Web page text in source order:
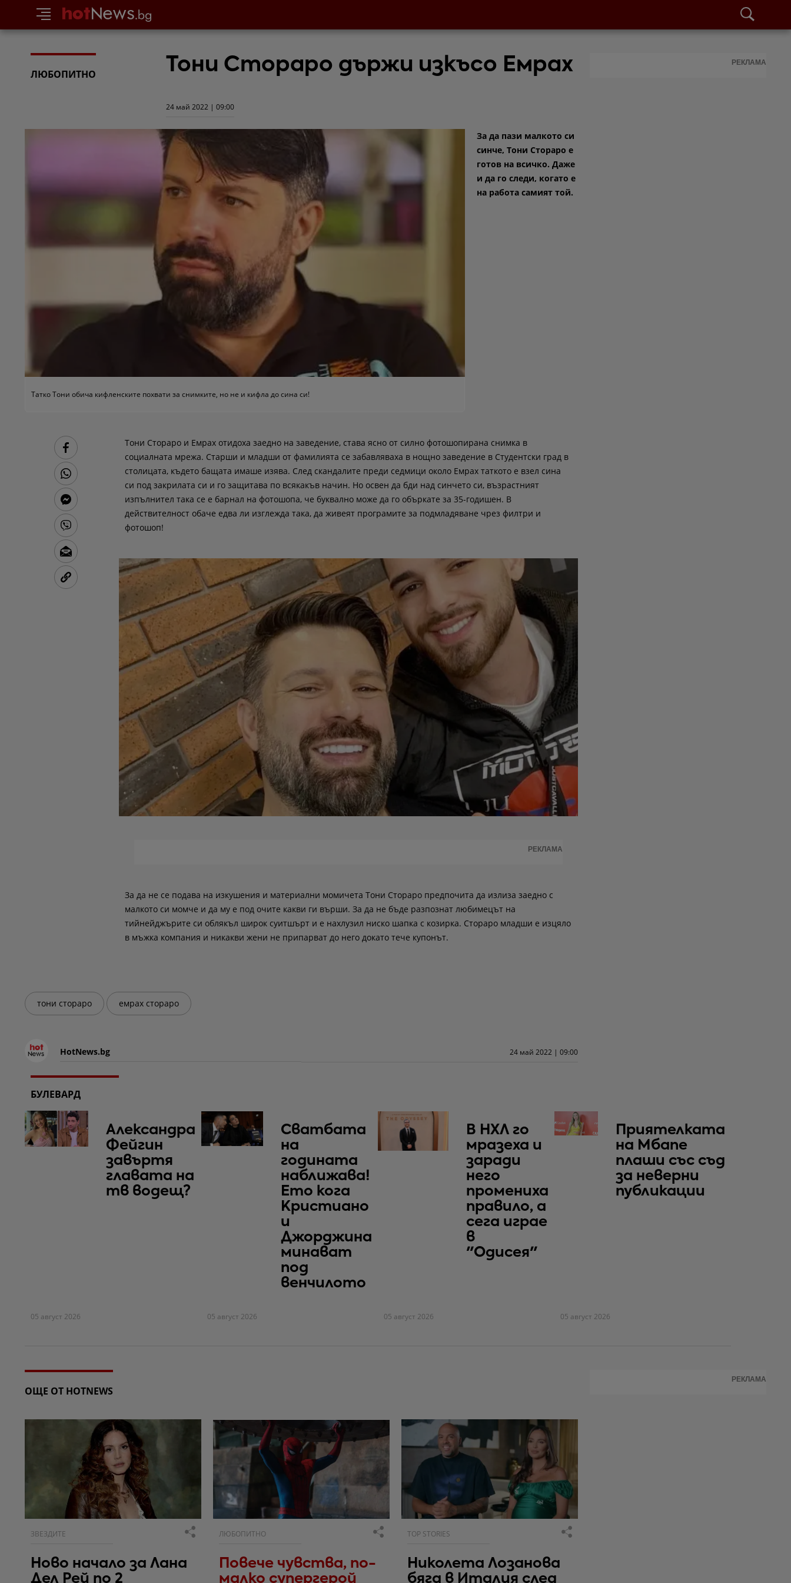
ЛЮБОПИТНО Тони Стораро държи изкъсо Емрах
24 май 2022 | 09:00
Татко Тони обича кифленските похвати за снимките, но не и кифла до сина си!
За да пази малкото си
синче, Тони Стораро е
готов на всичко. Даже
и да го следи, когато е
на работа самият той.
Тони Стораро и Емрах отидоха заедно на заведение, става ясно от силно фотошопирана снимка в
социалната мрежа. Старши и младши от фамилията се забавляваха в нощно заведение в Студентски град в
столицата, където бащата имаше изява. След скандалите преди седмици около Емрах таткото е взел сина
си под закрилата си и го защитава по всякакъв начин. Но освен да бди над синчето си, възрастният
изпълнител така се е барнал на фотошопа, че буквално може да го объркате за 35-годишен. В
действителност обаче едва ли изглежда така, да живеят програмите за подмладяване чрез филтри и
фотошоп!
РЕКЛАМА
За да не се подава на изкушения и материални момичета Тони Стораро предпочита да излиза заедно с
малкото си момче и да му е под очите какви ги върши. За да не бъде разпознат любимецът на
тийнейджърите си облякъл широк суитшърт и е нахлузил ниско шапка с козирка. Стораро младши е изцяло
в мъжка компания и никакви жени не припарват до него докато тече купонът.
тони стораро емрах стораро
HotNews.bg 24 май 2022 | 09:00
РЕКЛАМА
БУЛЕВАРД
Александра
Фейгин
завъртя
главата на
тв водещ?
05 август 2026
Сватбата
на
годината
наближава!
Ето кога
Кристиано
и
Джорджина
минават
под
венчилото
05 август 2026
В НХЛ го
мразеха и
заради
него
промениха
правило, а
сега играе
в
"Одисея"
05 август 2026
Приятелката
на Мбапе
плаши със съд
за неверни
публикации
05 август 2026
ОЩЕ ОТ HOTNEWS
ЗВЕЗДИТЕ
Ново начало за Лана
Дел Рей по 2
ЛЮБОПИТНО
Повече чувства, по-
малко супергерой
TOP STORIES
Николета Лозанова
бяга в Италия след
РЕКЛАМА